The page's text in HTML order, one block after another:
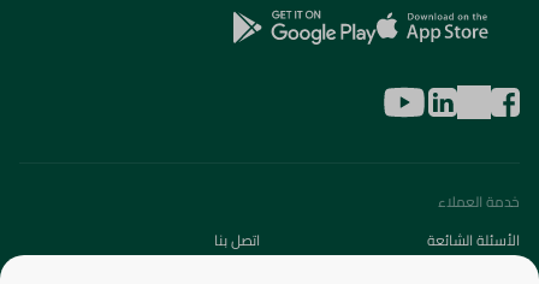
خدمة العملاء
الأسئلة الشائعة
اتصل بنا